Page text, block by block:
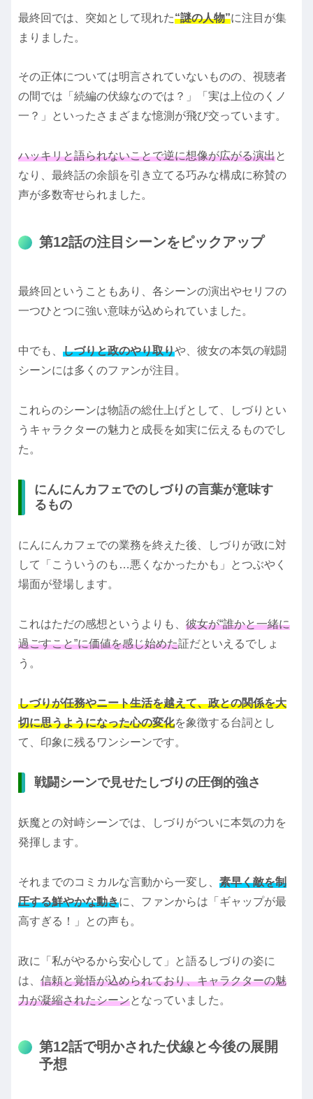
最終回では、突如として現れた“謎の人物”に注目が集
まりました。
その正体については明言されていないものの、視聴者
の間では「続編の伏線なのでは？」「実は上位のくノ
一？」といったさまざまな憶測が飛び交っています。
ハッキリと語られないことで逆に想像が広がる演出と
なり、最終話の余韻を引き立てる巧みな構成に称賛の
声が多数寄せられました。
第12話の注目シーンをピックアップ
最終回ということもあり、各シーンの演出やセリフの
一つひとつに強い意味が込められていました。
中でも、 しづりと政のやり取りや、彼女の本気の戦闘
シーンには多くのファンが注目。
これらのシーンは物語の総仕上げとして、しづりとい
うキャラクターの魅力と成長を如実に伝えるものでし
た。
にんにんカフェでのしづりの言葉が意味す
るもの
にんにんカフェでの業務を終えた後、しづりが政に対
して「こういうのも…悪くなかったかも」とつぶやく
場面が登場します。
これはただの感想というよりも、 彼女が“誰かと一緒に
過ごすこと”に価値を感じ始めた証だといえるでしょ
う。
しづりが任務やニート生活を越えて、政との関係を大
切に思うようになった心の変化を象徴する台詞とし
て、印象に残るワンシーンです。
戦闘シーンで見せたしづりの圧倒的強さ
妖魔との対峙シーンでは、しづりがついに本気の力を
発揮します。
それまでのコミカルな言動から一変し、 素早く敵を制
圧する鮮やかな動きに、ファンからは「ギャップが最
高すぎる！」との声も。
政に「私がやるから安心して」と語るしづりの姿に
は、 信頼と覚悟が込められており、キャラクターの魅
力が凝縮されたシーンとなっていました。
第12話で明かされた伏線と今後の展開
予想